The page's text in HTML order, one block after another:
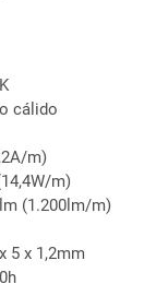
cálido
m)
m)
(1.200lm/m)
5 x 1,2mm